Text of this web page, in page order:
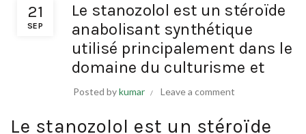
21
SEP
Le stanozolol est un stéroïde
anabolisant synthétique
utilisé principalement dans le
domaine du culturisme et
Posted bykumar Leave a comment
Le stanozolol est un stéroïde